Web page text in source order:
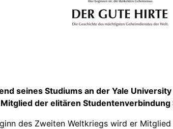
seines Studiums an der Yale
der elitären Studentenverbindung
des Zweiten Weltkriegs wird er